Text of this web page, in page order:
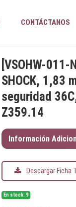
CONTÁCTANOS
VSOHW-011-
SHOCK, 1,83
seguridad
Z359.14
Información
Descargar Ficha
En stock: 9